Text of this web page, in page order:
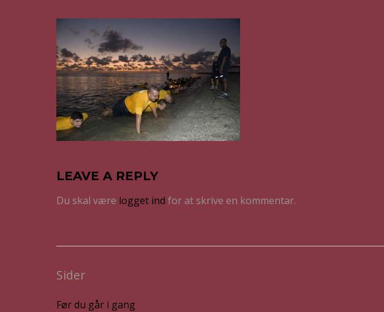
LEAVE A REPLY
Du skal være logget ind for at skrive en kommentar.
Sider
Før du går i gang